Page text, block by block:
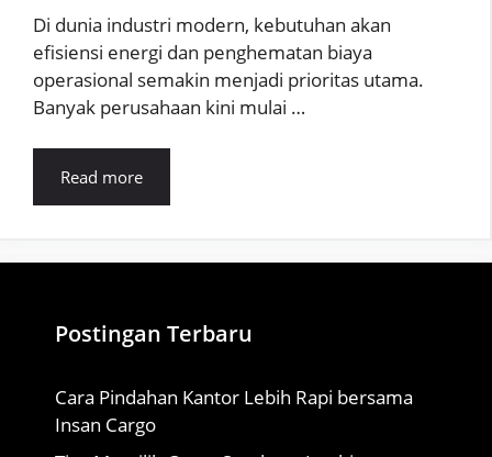
Di dunia industri modern, kebutuhan akan
efisiensi energi dan penghematan biaya
operasional semakin menjadi prioritas utama.
Banyak perusahaan kini mulai …
Read more
Postingan Terbaru
Cara Pindahan Kantor Lebih Rapi bersama
Insan Cargo